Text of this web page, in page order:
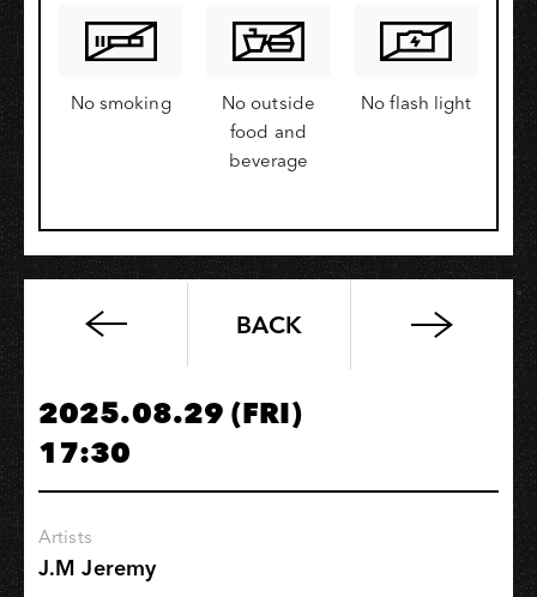
No smoking
No outside
food and
beverage
No flash light
Modern
Master
2025
Mini
Tour
Kaohsiung
BACK
2025.08.29 (FRI)
17:30
Artists
J.M Jeremy